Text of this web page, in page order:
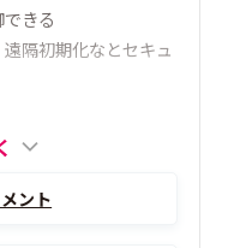
きる
隔初期化なとセキュ
ント